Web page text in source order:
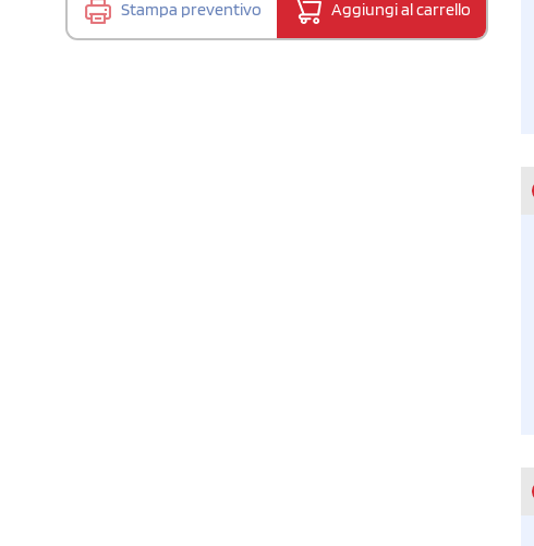
Stampa preventivo Aggiungi al carrello